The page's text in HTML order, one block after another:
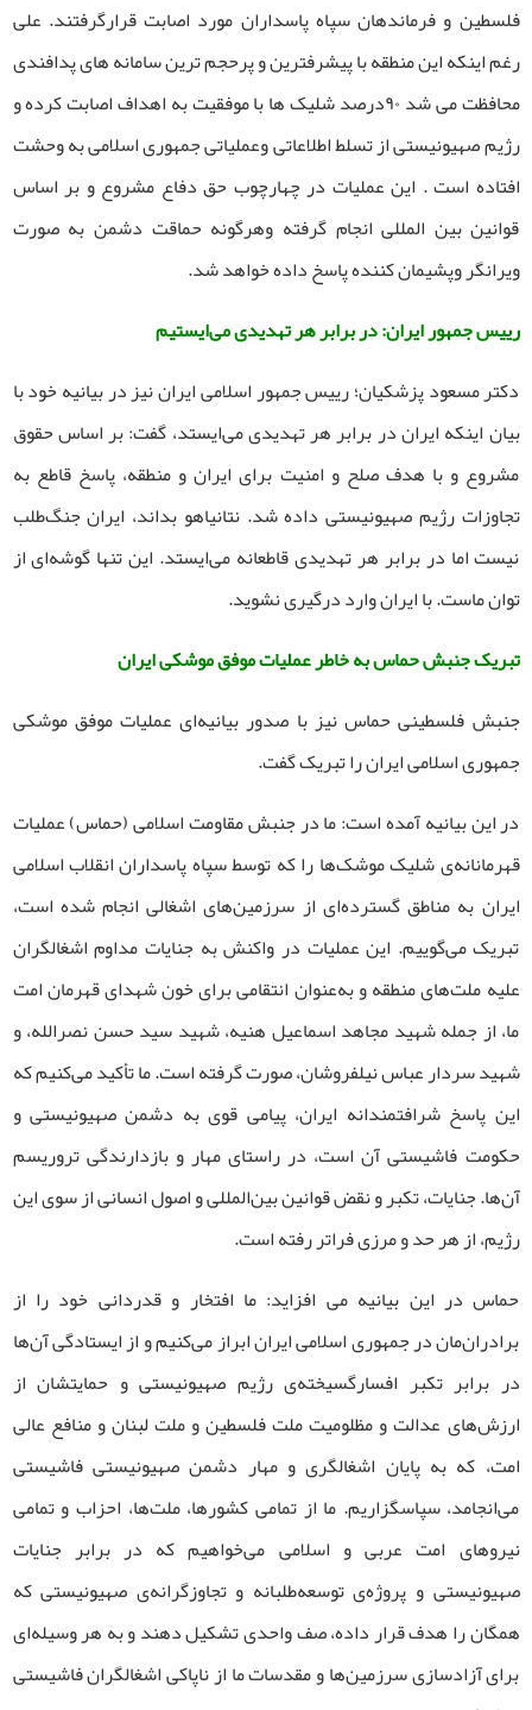
فلسطین و فرماندهان سپاه پاسداران مورد اصابت قرارگرفتند. علی
رغم اینکه این منطقه با پیشرفترین و پرحجم ترین سامانه های پدافندی
محافظت می شد ۹۰درصد شلیک ها با موفقیت به اهداف اصابت کرده و
رژیم صهیونیستی از تسلط اطلاعاتی وعملیاتی جمهوری اسلامی به وحشت
افتاده است . این عملیات در چهارچوب حق دفاع مشروع و بر اساس
قوانین بین المللی انجام گرفته وهرگونه حماقت دشمن به صورت
ویرانگر وپشیمان کننده پاسخ داده خواهد شد.
رییس جمهور ایران: در برابر هر تهدیدی می‌ایستیم
دکتر مسعود پزشکیان؛ رییس جمهور اسلامی ایران نیز در بیانیه خود با
بیان اینکه ایران در برابر هر تهدیدی می‌ایستد، گفت: بر اساس حقوق
مشروع و با هدف صلح و امنیت برای ایران و منطقه، پاسخ قاطع به
تجاوزات رژیم صهیونیستی داده شد. نتانیاهو بداند، ایران جنگ‌طلب
نیست اما در برابر هر تهدیدی قاطعانه می‌ایستد. این تنها گوشه‌ای از
توان ماست. با ایران وارد درگیری نشوید.
تبریک جنبش حماس به خاطر عملیات موفق موشکی ایران
جنبش فلسطینی حماس نیز با صدور بیانیه‌ای عملیات موفق موشکی
جمهوری اسلامی ایران را تبریک گفت.
در این بیانیه آمده است: ما در جنبش مقاومت اسلامی (حماس) عملیات
قهرمانانه‌ی شلیک موشک‌ها را که توسط سپاه پاسداران انقلاب اسلامی
ایران به مناطق گسترده‌ای از سرزمین‌های اشغالی انجام شده است،
تبریک می‌گوییم. این عملیات در واکنش به جنایات مداوم اشغالگران
علیه ملت‌های منطقه و به‌عنوان انتقامی برای خون شهدای قهرمان امت
ما، از جمله شهید مجاهد اسماعیل هنیه، شهید سید حسن نصرالله، و
شهید سردار عباس نیلفروشان، صورت گرفته است. ما تأکید می‌کنیم که
این پاسخ شرافتمندانه ایران، پیامی قوی به دشمن صهیونیستی و
حکومت فاشیستی آن است، در راستای مهار و بازدارندگی تروریسم
آن‌ها. جنایات، تکبر و نقض قوانین بین‌المللی و اصول انسانی از سوی این
رژیم، از هر حد و مرزی فراتر رفته است.
حماس در این بیانیه می افزاید: ما افتخار و قدردانی خود را از
برادران‌مان در جمهوری اسلامی ایران ابراز می‌کنیم و از ایستادگی آن‌ها
در برابر تکبر افسارگسیخته‌ی رژیم صهیونیستی و حمایتشان از
ارزش‌های عدالت و مظلومیت ملت فلسطین و ملت لبنان و منافع عالی
امت، که به پایان اشغالگری و مهار دشمن صهیونیستی فاشیستی
می‌انجامد، سپاسگزاریم. ما از تمامی کشورها، ملت‌ها، احزاب و تمامی
نیروهای امت عربی و اسلامی می‌خواهیم که در برابر جنایات
صهیونیستی و پروژه‌ی توسعه‌طلبانه و تجاوزگرانه‌ی صهیونیستی که
همگان را هدف قرار داده، صف واحدی تشکیل دهند و به هر وسیله‌ای
برای آزادسازی سرزمین‌ها و مقدسات ما از ناپاکی اشغالگران فاشیستی